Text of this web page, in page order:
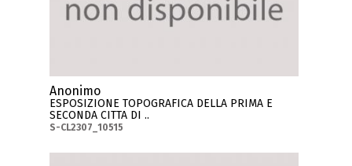
Anonimo
ESPOSIZIONE TOPOGRAFICA DELLA PRIMA E
SECONDA CITTA DI ..
S-CL2307_10515